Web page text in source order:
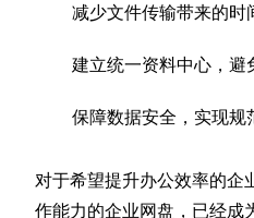
减少文件传输带来的时
建立统一资料中心，避
保障数据安全，实现规
对于希望提升办公效率的企
作能力的企业网盘，已经成